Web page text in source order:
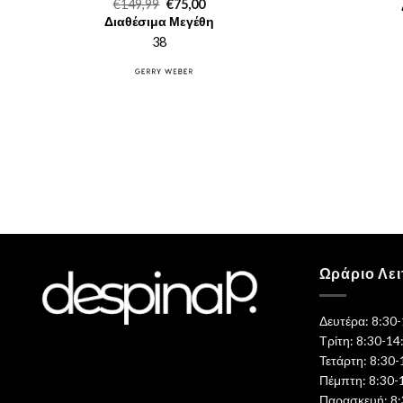
€149,99
price
was:
€149,99.
€75,00
τρέχουσα
τιμή
Διαθέσιμα Μεγέθη
38
Ωράριο
Δευτέρα:
Τρίτη: 8:30-
Τετάρτη:
Πέμπτη: 8:30-
Παρασκευή: